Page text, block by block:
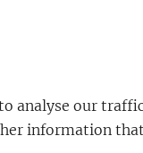
analyse our
information